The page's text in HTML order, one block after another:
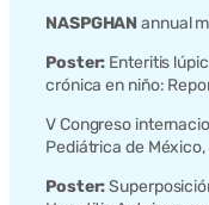
NASPGHAN annual
Poster: Enteritis
crónica en niño:
V Congreso
Pediátrica de
Poster: